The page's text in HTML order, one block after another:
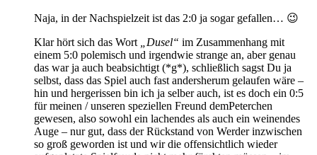
Naja, in der Nachspielzeit ist das 2:0 ja sogar gefallen… 😉
Klar hört sich das Wort
„Dusel“ im Zusammenhang mit
einem 5:0 polemisch und irgendwie strange an, aber genau
das war ja auch beabsichtigt (*g*), schließlich sagst Du ja
selbst, dass das Spiel auch fast andersherum gelaufen wäre –
hin und hergerissen bin ich ja selber auch, ist es doch ein 0:5
für meinen / unseren speziellen Freund demPeterchen
gewesen, also sowohl ein lachendes als auch ein weinendes
Auge – nur gut, dass der Rückstand von Werder inzwischen
so groß geworden ist und wir die offensichtlich wieder